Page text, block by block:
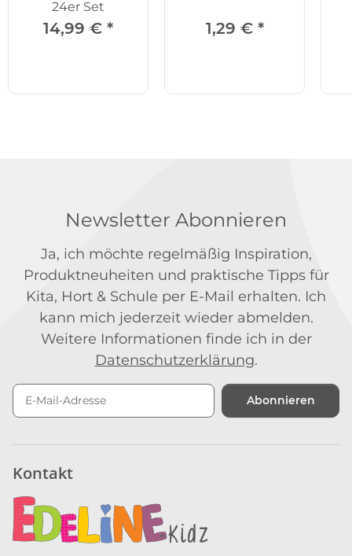
24er Set
14,99 € * 1,29 € *
Newsletter Abonnieren
Ja, ich möchte regelmäßig Inspiration,
Produktneuheiten und praktische Tipps für
Kita, Hort & Schule per E-Mail erhalten. Ich
kann mich jederzeit wieder abmelden.
Weitere Informationen finde ich in der
Datenschutzerklärung.
Abonnieren
Kontakt